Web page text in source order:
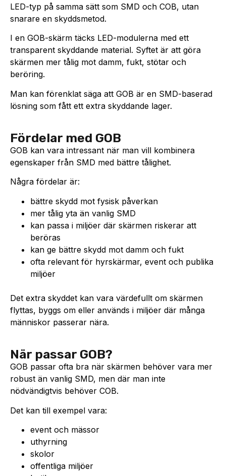
LED-typ på samma sätt som SMD och COB, utan
snarare en skyddsmetod.
I en GOB-skärm täcks LED-modulerna med ett
transparent skyddande material. Syftet är att göra
skärmen mer tålig mot damm, fukt, stötar och
beröring.
Man kan förenklat säga att GOB är en SMD-baserad
lösning som fått ett extra skyddande lager.
Fördelar med GOB
GOB kan vara intressant när man vill kombinera
egenskaper från SMD med bättre tålighet.
Några fördelar är:
bättre skydd mot fysisk påverkan
mer tålig yta än vanlig SMD
kan passa i miljöer där skärmen riskerar att
beröras
kan ge bättre skydd mot damm och fukt
ofta relevant för hyrskärmar, event och publika
miljöer
Det extra skyddet kan vara värdefullt om skärmen
flyttas, byggs om eller används i miljöer där många
människor passerar nära.
När passar GOB?
GOB passar ofta bra när skärmen behöver vara mer
robust än vanlig SMD, men där man inte
nödvändigtvis behöver COB.
Det kan till exempel vara:
event och mässor
uthyrning
skolor
offentliga miljöer